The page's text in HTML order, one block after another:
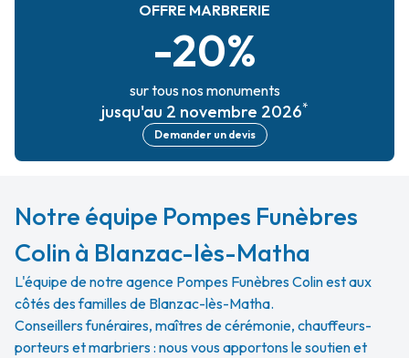
OFFRE MARBRERIE
-20%
sur tous nos monuments
jusqu'au 2 novembre 2026*
Demander un devis
Notre équipe Pompes Funèbres
Colin à Blanzac-lès-Matha
L'équipe de notre agence Pompes Funèbres Colin est aux
côtés des familles de Blanzac-lès-Matha.
Conseillers funéraires, maîtres de cérémonie, chauffeurs-
porteurs et marbriers : nous vous apportons le soutien et